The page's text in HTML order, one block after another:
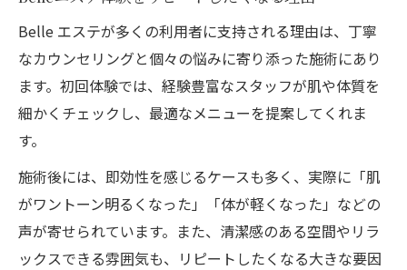
Belle エステが多くの利用者に支持される理由は、丁寧
なカウンセリングと個々の悩みに寄り添った施術にあり
ます。初回体験では、経験豊富なスタッフが肌や体質を
細かくチェックし、最適なメニューを提案してくれま
す。
施術後には、即効性を感じるケースも多く、実際に「肌
がワントーン明るくなった」「体が軽くなった」などの
声が寄せられています。また、清潔感のある空間やリラ
ックスできる雰囲気も、リピートしたくなる大きな要因